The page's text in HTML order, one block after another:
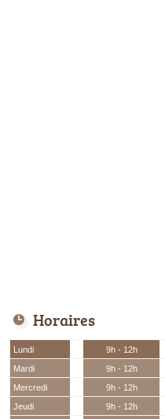
Horaires
Lundi 9h - 12h
Mardi
9h - 12h
Mercredi
9h - 12h
Jeudi
9h - 12h